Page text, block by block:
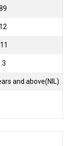
and above(NIL)